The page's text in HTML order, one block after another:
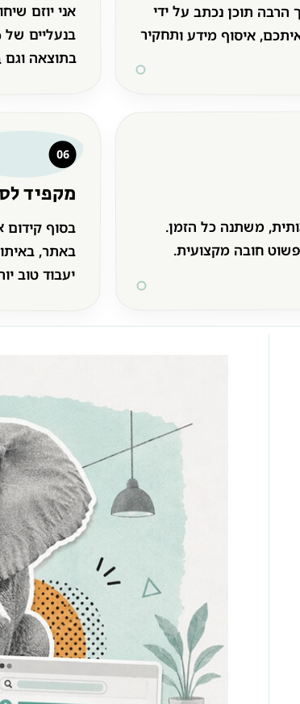
תוכן נכתב על ידי
איסוף מידע ותחקיר
אני יוזם
בנעליים
בתוצאה וגם
משתנה כל הזמן.
פשוט חובה מקצועית.
06
מקפיד
בסוף קידום
באתר,
יעבוד טוב